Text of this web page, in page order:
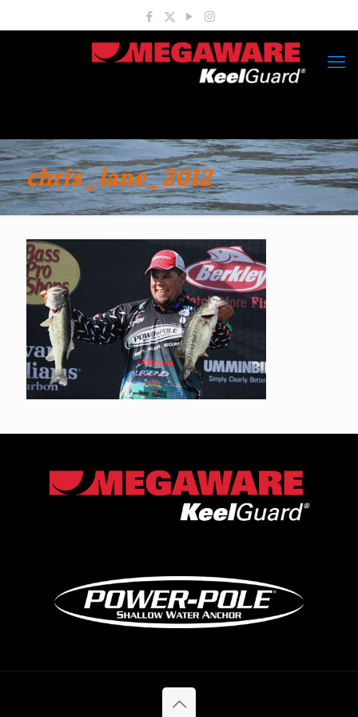
chris_lane_2012